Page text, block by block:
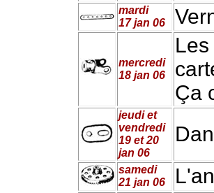
mardi
17 jan 06
mercredi
18 jan 06
Ça
jeudi et
vendredi
19 et 20
jan 06
samedi
21 jan 06